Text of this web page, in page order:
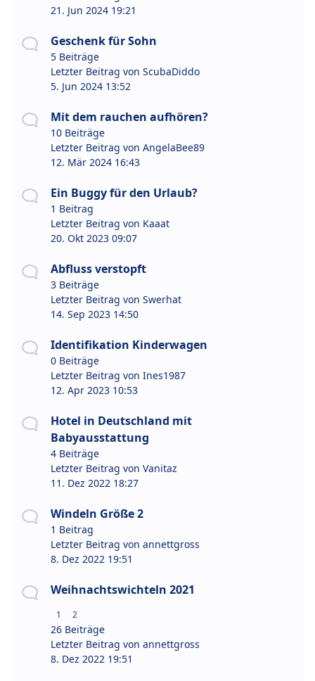
21. Jun 2024 19:21
Geschenk für Sohn
5 Beiträge
Letzter Beitrag von ScubaDiddo
5. Jun 2024 13:52
Mit dem rauchen aufhören?
10 Beiträge
Letzter Beitrag von AngelaBee89
12. Mär 2024 16:43
Ein Buggy für den Urlaub?
1 Beitrag
Letzter Beitrag von Kaaat
20. Okt 2023 09:07
Abfluss verstopft
3 Beiträge
Letzter Beitrag von Swerhat
14. Sep 2023 14:50
Identifikation Kinderwagen
0 Beiträge
Letzter Beitrag von Ines1987
12. Apr 2023 10:53
Hotel in Deutschland mit
Babyausstattung
4 Beiträge
Letzter Beitrag von Vanitaz
11. Dez 2022 18:27
Windeln Größe 2
1 Beitrag
Letzter Beitrag von annettgross
8. Dez 2022 19:51
Weihnachtswichteln 2021
1 2
26 Beiträge
Letzter Beitrag von annettgross
8. Dez 2022 19:51